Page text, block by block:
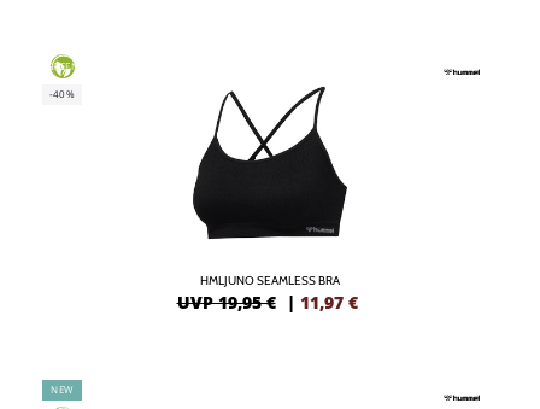
GREEN
-40%
HMLJUNO SEAMLESS BRA
UVP 19,95 € | 11,97 €
NEW